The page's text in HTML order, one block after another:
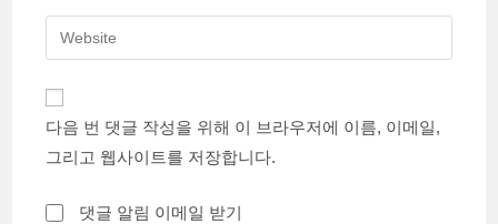
comment
email
address
Enter
your
URL
(optional)
다음 번 댓글 작성을 위해 이 브라우저에 이름, 이메일,
그리고 웹사이트를 저장합니다.
댓글 알림 이메일 받기